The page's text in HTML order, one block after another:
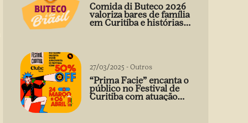
Comida di Buteco 2026
valoriza bares de família
em Curitiba e histórias
27/03/2025 -Outros
“Prima Facie” encanta o
público no Festival de
Curitiba com atuação
arrebatadora de Débora